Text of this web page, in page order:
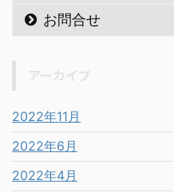
お問合せ
2022年11月
2022年6月
2022年4月